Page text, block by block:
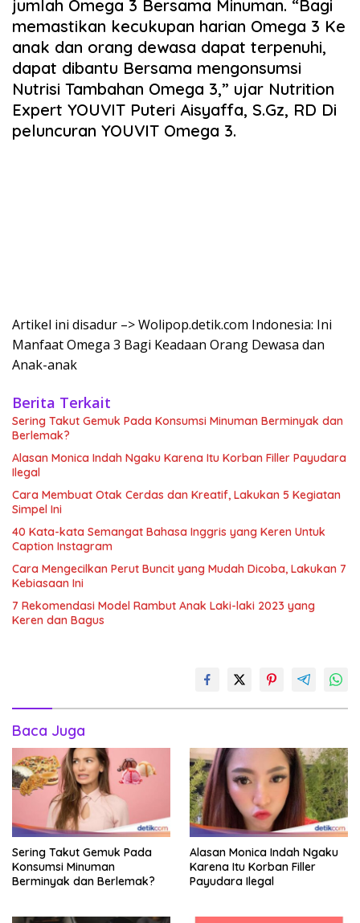
jumlah Omega 3 Bersama Minuman. “Bagi
memastikan kecukupan harian Omega 3 Ke
anak dan orang dewasa dapat terpenuhi,
dapat dibantu Bersama mengonsumsi
Nutrisi Tambahan Omega 3,” ujar Nutrition
Expert YOUVIT Puteri Aisyaffa, S.Gz, RD Di
peluncuran YOUVIT Omega 3.
Artikel ini disadur –> Wolipop.detik.com Indonesia: Ini
Manfaat Omega 3 Bagi Keadaan Orang Dewasa dan
Anak-anak
Berita Terkait
Sering Takut Gemuk Pada Konsumsi Minuman Berminyak dan
Berlemak?
Alasan Monica Indah Ngaku Karena Itu Korban Filler Payudara
Ilegal
Cara Membuat Otak Cerdas dan Kreatif, Lakukan 5 Kegiatan
Simpel Ini
40 Kata-kata Semangat Bahasa Inggris yang Keren Untuk
Caption Instagram
Cara Mengecilkan Perut Buncit yang Mudah Dicoba, Lakukan 7
Kebiasaan Ini
7 Rekomendasi Model Rambut Anak Laki-laki 2023 yang
Keren dan Bagus
Baca Juga
Sering Takut Gemuk Pada
Konsumsi Minuman
Berminyak dan Berlemak?
Alasan Monica Indah Ngaku
Karena Itu Korban Filler
Payudara Ilegal